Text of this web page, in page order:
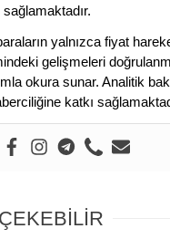
yalnızca fiyat
gelişmeleri
okura sunar. Analitik
katkı
ÇEKEBİLİR